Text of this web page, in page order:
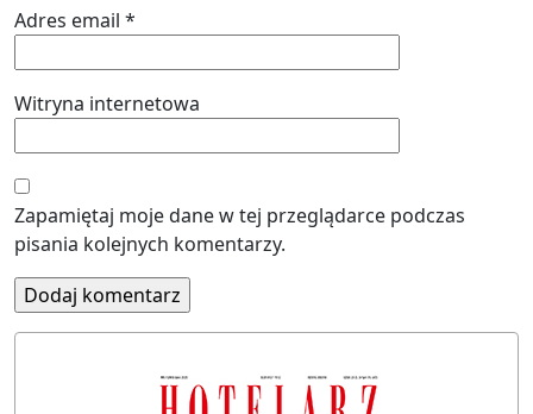
Adres email *
Witryna internetowa
Zapamiętaj moje dane w tej przeglądarce podczas
pisania kolejnych komentarzy.